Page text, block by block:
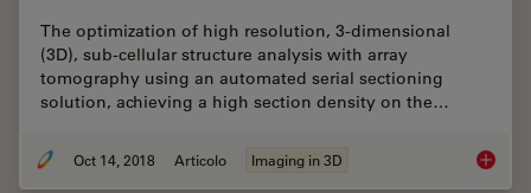
The optimization of high resolution, 3-dimensional
(3D), sub-cellular structure analysis with array
tomography using an automated serial sectioning
solution, achieving a high section density on the…
Oct 14, 2018 Articolo Imaging in 3D High